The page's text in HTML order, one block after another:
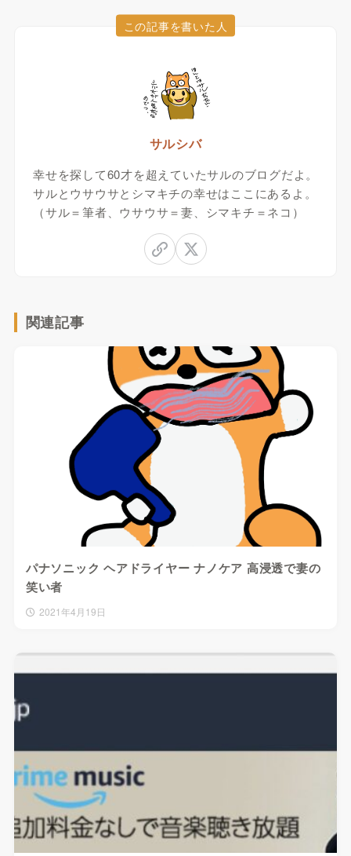
この記事を書いた人
サルシバ
幸せを探して60才を超えていたサルのブログだよ。
サルとウサウサとシマキチの幸せはここにあるよ。
（サル＝筆者、ウサウサ＝妻、シマキチ＝ネコ）
関連記事
パナソニック ヘアドライヤー ナノケア 高浸透で妻の
笑い者
2021年4月19日